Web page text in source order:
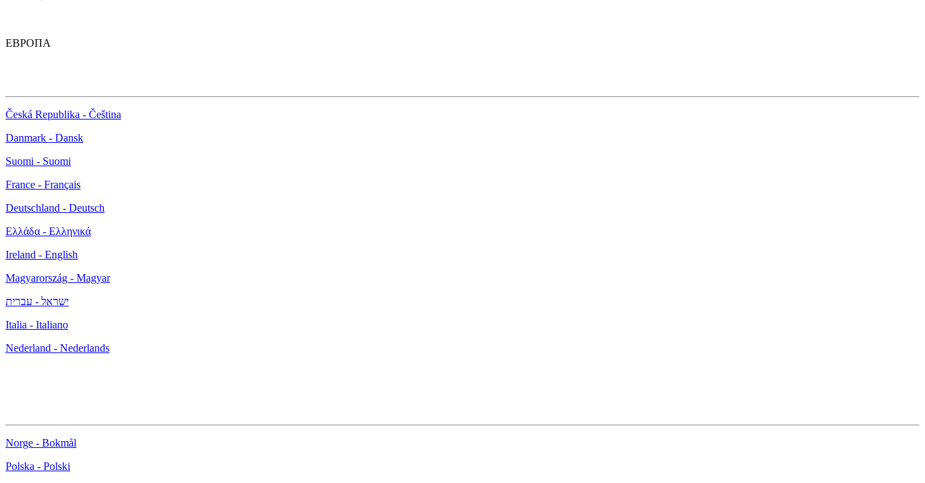
ЕВРОПА
Česká Republika - Čeština
Danmark - Dansk
Suomi - Suomi
France - Français
Deutschland - Deutsch
Ελλάδα - Ελληνικά
Ireland - English
Magyarország - Magyar
ישראל - עברית
Italia - Italiano
Nederland - Nederlands
Norge - Bokmål
Polska - Polski